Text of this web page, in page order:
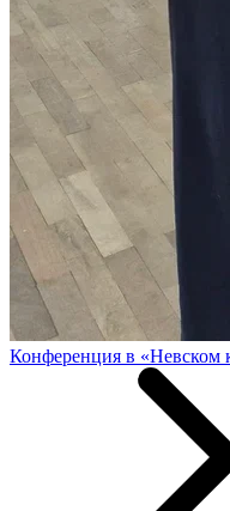
Конференция в «Невском